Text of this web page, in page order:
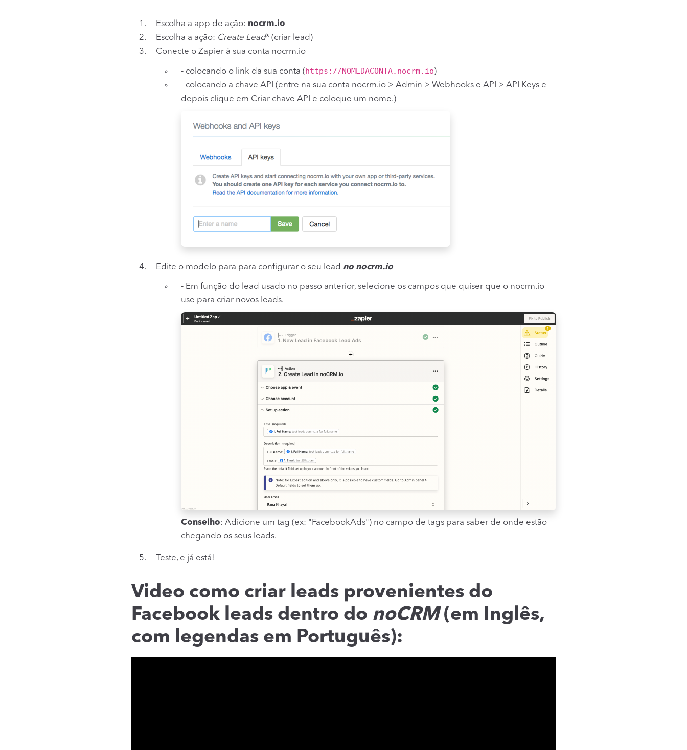
Escolha a app de ação: nocrm.io
Escolha a ação: Create Lead* (criar lead)
Conecte o Zapier à sua conta nocrm.io
- colocando o link da sua conta (https://NOMEDACONTA.nocrm.io)
- colocando a chave API (entre na sua conta nocrm.io > Admin > Webhooks e API > API Keys e
depois clique em Criar chave API e coloque um nome.)
Edite o modelo para para configurar o seu lead no nocrm.io
- Em função do lead usado no passo anterior, selecione os campos que quiser que o nocrm.io
use para criar novos leads.
Conselho: Adicione um tag (ex: "FacebookAds") no campo de tags para saber de onde estão
chegando os seus leads.
Teste, e já está!
Video como criar leads provenientes do
Facebook leads dentro do noCRM(em Inglês,
com legendas em Português):